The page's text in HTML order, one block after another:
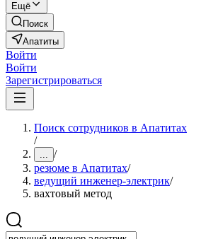
Ещё
Поиск
Апатиты
Войти
Войти
Зарегистрироваться
Поиск сотрудников в Апатитах
/
... /
резюме в Апатитах/
ведущий инженер-электрик/
вахтовый метод